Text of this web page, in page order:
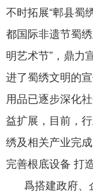
不时拓展“郫县蜀
都国际非遗节蜀绣
明艺术节”，鼎力
进了蜀绣文明的
用品已逐步深化
益扩展，目前，
绣及相关产业完成
完善根底设备 打
爲搭建政府、